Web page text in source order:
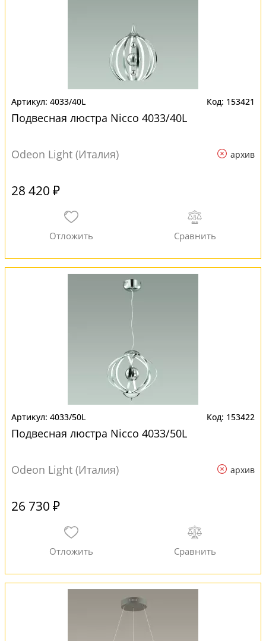
4033/40L 153421
Подвесная люстра Nicco 4033/40L
Odeon Light (Италия) архив
28 420 ₽
4033/50L 153422
Подвесная люстра Nicco 4033/50L
Odeon Light (Италия) архив
26 730 ₽